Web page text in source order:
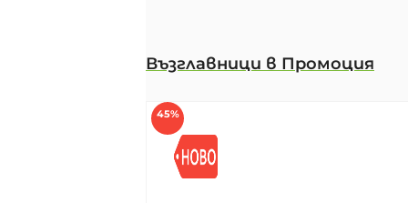
Възглавници в Промоция
45%